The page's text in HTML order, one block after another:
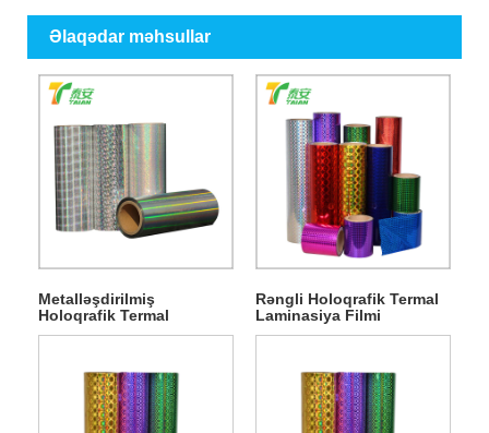
Əlaqədar məhsullar
Metalləşdirilmiş
Holoqrafik Termal
Laminasiya Filmi
Rəngli Holoqrafik Termal
Laminasiya Filmi